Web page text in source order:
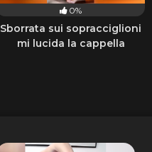
0%
Sborrata sui sopracciglioni
mi lucida la cappella